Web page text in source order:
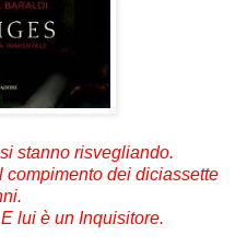
stanno risvegliando.
dei diciassette
lui è un Inquisitore.